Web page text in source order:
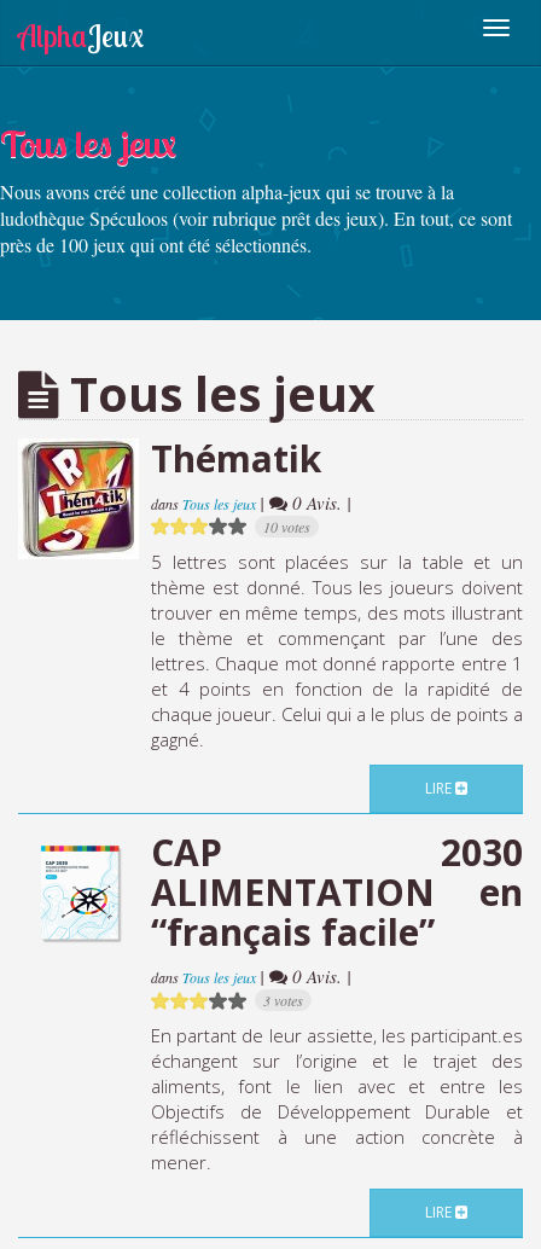
Tous les jeux
Nous avons créé une collection alpha-jeux qui se trouve à la
ludothèque Spéculoos (voir rubrique prêt des jeux). En tout, ce sont
près de 100 jeux qui ont été sélectionnés.
Tous les jeux
Thématik
dansTous les jeux| 0 Avis. |
10 votes
5 lettres sont placées sur la table et un
thème est donné. Tous les joueurs doivent
trouver en même temps, des mots illustrant
le thème et commençant par l’une des
lettres. Chaque mot donné rapporte entre 1
et 4 points en fonction de la rapidité de
chaque joueur. Celui qui a le plus de points a
gagné.
LIRE
CAP 2030
ALIMENTATION en
“français facile”
dansTous les jeux| 0 Avis. |
3 votes
En partant de leur assiette, les participant.es
échangent sur l’origine et le trajet des
aliments, font le lien avec et entre les
Objectifs de Développement Durable et
réfléchissent à une action concrète à
mener.
LIRE